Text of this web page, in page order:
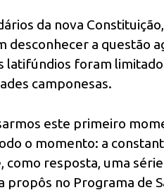
da nova
desconhecer a questão
latifúndios foram
camponesas.
este primeiro
o momento: a
como resposta, uma
propôs no Programa de